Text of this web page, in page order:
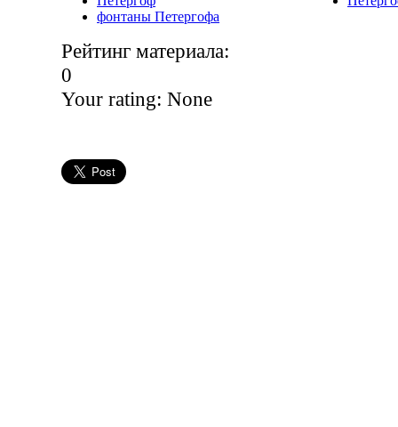
фонтаны Петергофа
Рейтинг материала:
0
Your rating: None